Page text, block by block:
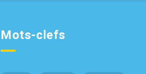
Mots-clefs